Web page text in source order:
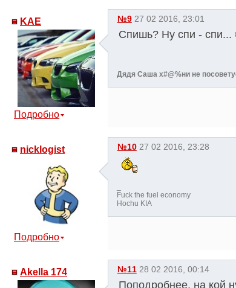
KAE
Подробно
№9 27 02 2016, 23:01
Спишь? Ну спи - спи...
Дядя Саша х#@%ни не
nicklogist
Подробно
№10 27 02 2016, 23:28
Fuck the fuel economy
Hochu KIA
Akella 174 №11 28 02 2016, 00:14
Поподробнее, на кой